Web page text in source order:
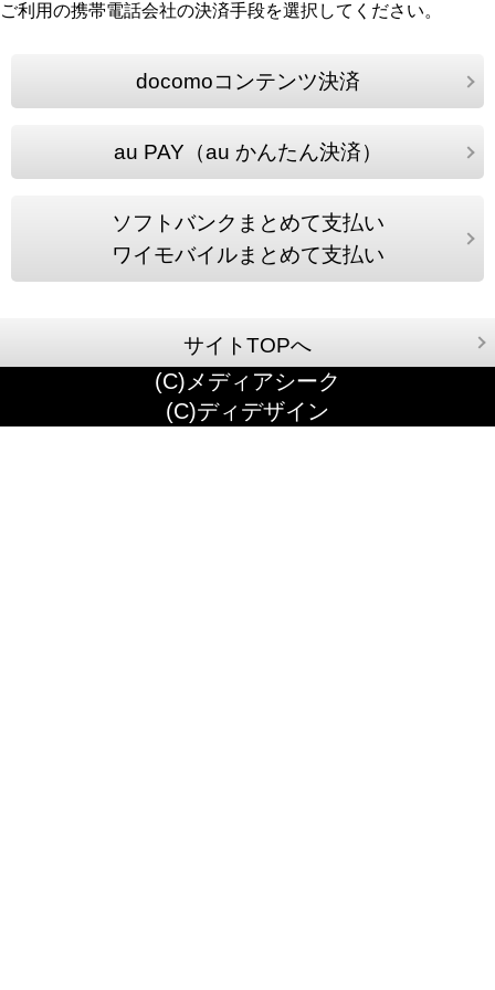
ご利用の携帯電話会社の決済手段を選択してください。
docomoコンテンツ決済
au PAY（au かんたん決済）
ソフトバンクまとめて支払い
ワイモバイルまとめて支払い
サイトTOPへ
(C)メディアシーク
(C)ディデザイン